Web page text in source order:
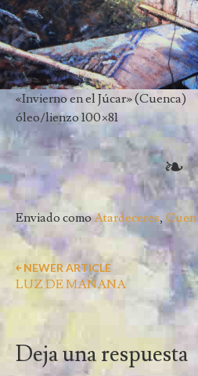
«Invierno en el Júcar» (Cuenca)
óleo/lienzo 100×81
Enviado comoAtardeceres,
￩ NEWER ARTICLE
LUZ DE MAÑANA
Deja una respuesta